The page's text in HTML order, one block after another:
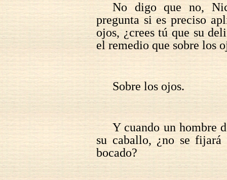
No digo que no,
pregunta si es preciso
ojos, ¿crees tú que su
el remedio que sobre los
Sobre los ojos.
Y cuando un hombre
su caballo, ¿no se
bocado?